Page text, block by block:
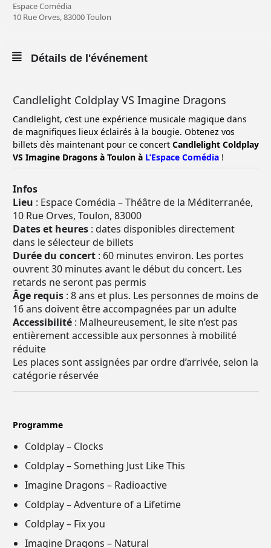
Espace Comédia
10 Rue Orves, 83000 Toulon
Détails de l'événement
Candlelight Coldplay VS Imagine Dragons
Candlelight, c’est une expérience musicale magique dans
de magnifiques lieux éclairés à la bougie. Obtenez vos
billets dès maintenant pour ce concert Candlelight Coldplay
VS Imagine Dragons à Toulon à L’Espace Comédia !
Infos
Lieu : Espace Comédia – Théâtre de la Méditerranée,
10 Rue Orves, Toulon, 83000
Dates et heures : dates disponibles directement
dans le sélecteur de billets
Durée du concert : 60 minutes environ. Les portes
ouvrent 30 minutes avant le début du concert. Les
retards ne seront pas permis
Âge requis : 8 ans et plus. Les personnes de moins de
16 ans doivent être accompagnées par un adulte
Accessibilité : Malheureusement, le site n’est pas
entièrement accessible aux personnes à mobilité
réduite
Les places sont assignées par ordre d’arrivée, selon la
catégorie réservée
Programme
Coldplay – Clocks
Coldplay – Something Just Like This
Imagine Dragons – Radioactive
Coldplay – Adventure of a Lifetime
Coldplay – Fix you
Imagine Dragons – Natural